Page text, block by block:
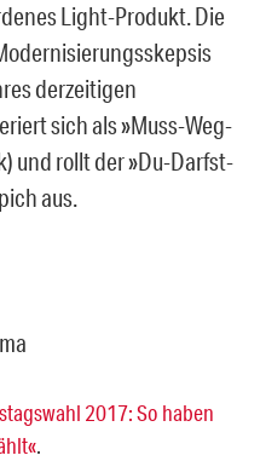
Light-Produkt. Die
derzeitigen
sich als »Muss-Weg-
und rollt der »Du-Darfst-
aus.
2017: So haben
.